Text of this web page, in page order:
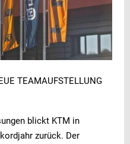
TEAMAUFSTELLUNG
blickt KTM in
zurück. Der